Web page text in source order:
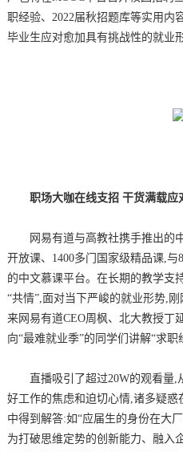
职经验、2022届秋招题库等实用内
毕业生应对愈加具有挑战性的就业形
职场大咖在线支招 干货满载应
网易有道与高教社携手推出的
开放课、1400多门国家级精品课,
的中文慕课平台。在长期的教学支
“共情”,面对当下严峻的就业形势,
来网易有道CEO周枫、北大教授丁
向“最难就业季”的同学们讲解“求职
直播吸引了超过20W的观看量,
好工作的焦虑和迫切心情,诸多疑
中得到解答:如“应届生的身份在大
为打破思维定势的创新能力、融入